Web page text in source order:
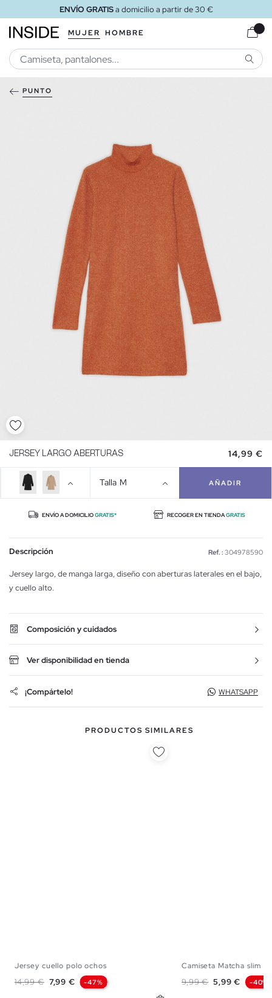
ENVÍO GRATISa domicilio a partir de 30 €
MUJER HOMBRE
PUNTO
JERSEY LARGO ABERTURAS 14,99 €
Talla M AÑADIR
ENVÍO A DOMICILIOGRATIS* RECOGER EN TIENDAGRATIS
Descripción Ref. : 304978590
Jersey largo, de manga larga, diseño con aberturas laterales en el bajo,
y cuello alto.
Composición y cuidados
Ver disponibilidad en tienda
¡Compártelo! WHATSAPP
PRODUCTOS SIMILARES
Jersey cuello polo ochos
Precio base
14,99 € Precio
7,99 € -47%
Camiseta Matcha slim
Precio base
9,99 € Precio
5,99 € -40%